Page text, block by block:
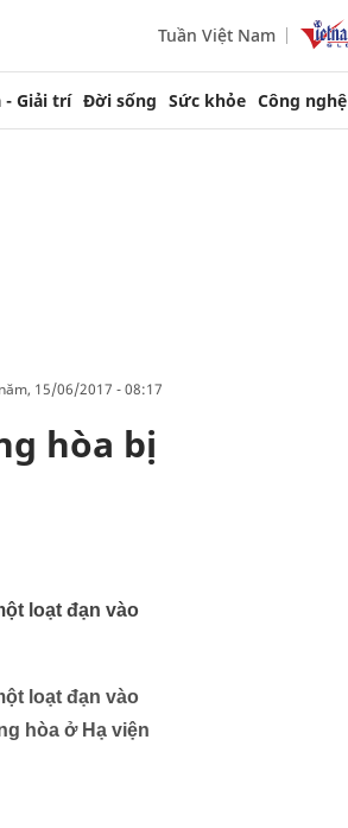
Tuần Việt Nam
- Giải trí Đời sống Sức khỏe Công nghệ
15/06/2017 - 08:17
hòa bị
loạt đạn vào
loạt đạn vào
hòa ở Hạ viện